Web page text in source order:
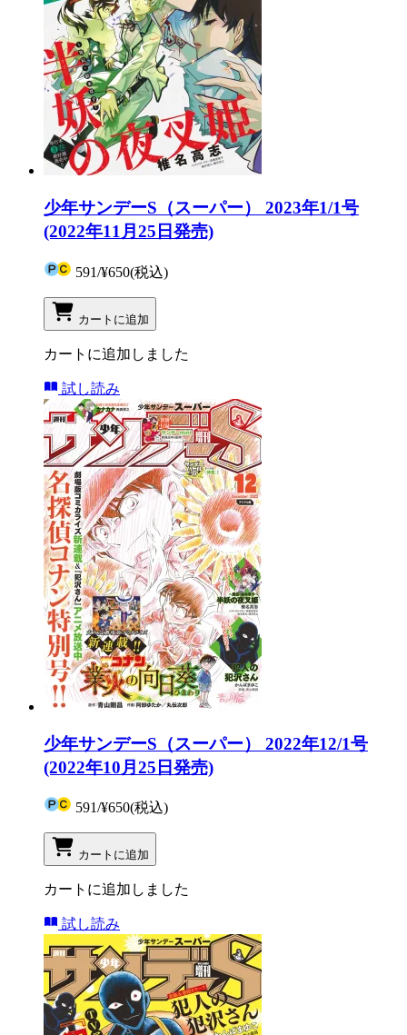
少年サンデーS（スーパー） 2023年1/1号
(2022年11月25日発売)
591/¥650(税込)
カートに追加
カートに追加しました
試し読み
少年サンデーS（スーパー） 2022年12/1号
(2022年10月25日発売)
591/¥650(税込)
カートに追加
カートに追加しました
試し読み